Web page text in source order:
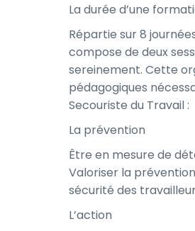
La durée d’une
Répartie sur 8
compose de deux
sereinement. Cette
pédagogiques
Secouriste du Travail :
La prévention
Être en mesure de
Valoriser la
sécurité des
L’action